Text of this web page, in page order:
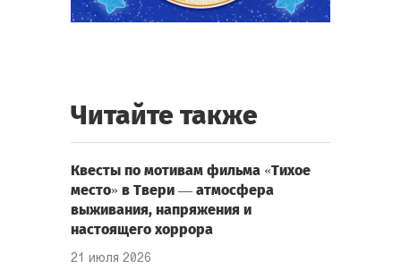
Читайте также
Квесты по мотивам фильма «Тихое
место» в Твери — атмосфера
выживания, напряжения и
настоящего хоррора
21 июля 2026